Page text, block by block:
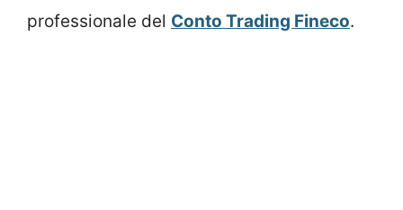
professionale del Conto Trading Fineco.